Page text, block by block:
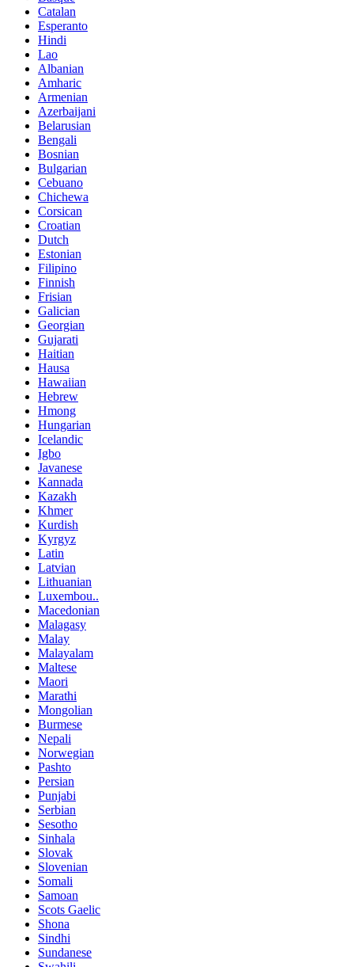
Catalan
Esperanto
Hindi
Lao
Albanian
Amharic
Armenian
Azerbaijani
Belarusian
Bengali
Bosnian
Bulgarian
Cebuano
Chichewa
Corsican
Croatian
Dutch
Estonian
Filipino
Finnish
Frisian
Galician
Georgian
Gujarati
Haitian
Hausa
Hawaiian
Hebrew
Hmong
Hungarian
Icelandic
Igbo
Javanese
Kannada
Kazakh
Khmer
Kurdish
Kyrgyz
Latin
Latvian
Lithuanian
Luxembou..
Macedonian
Malagasy
Malay
Malayalam
Maltese
Maori
Marathi
Mongolian
Burmese
Nepali
Norwegian
Pashto
Persian
Punjabi
Serbian
Sesotho
Sinhala
Slovak
Slovenian
Somali
Samoan
Scots Gaelic
Shona
Sindhi
Sundanese